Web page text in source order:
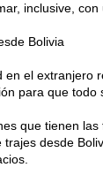
inclusive,
Bolivia
el extranjero
para que todo
que tienen
desde